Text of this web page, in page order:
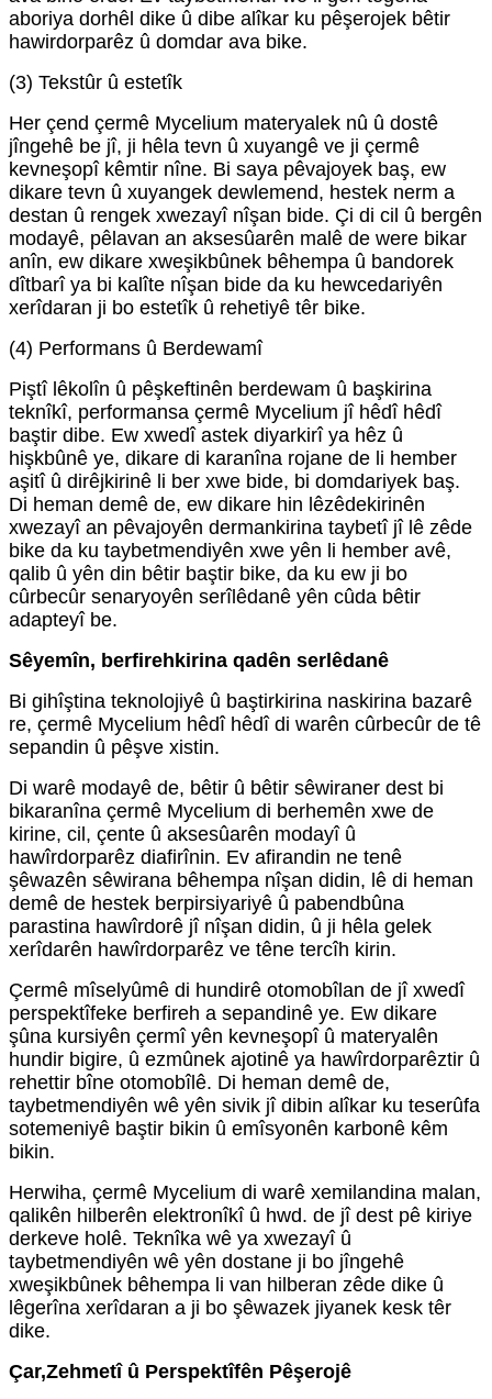
aboriya dorhêl dike û dibe alîkar ku pêşerojek bêtir
hawirdorparêz û domdar ava bike.
(3) Tekstûr û estetîk
Her çend çermê Mycelium materyalek nû û dostê
jîngehê be jî, ji hêla tevn û xuyangê ve ji çermê
kevneşopî kêmtir nîne. Bi saya pêvajoyek baş, ew
dikare tevn û xuyangek dewlemend, hestek nerm a
destan û rengek xwezayî nîşan bide. Çi di cil û bergên
modayê, pêlavan an aksesûarên malê de were bikar
anîn, ew dikare xweşikbûnek bêhempa û bandorek
dîtbarî ya bi kalîte nîşan bide da ku hewcedariyên
xerîdaran ji bo estetîk û rehetiyê têr bike.
(4) Performans û Berdewamî
Piştî lêkolîn û pêşkeftinên berdewam û başkirina
teknîkî, performansa çermê Mycelium jî hêdî hêdî
baştir dibe. Ew xwedî astek diyarkirî ya hêz û
hişkbûnê ye, dikare di karanîna rojane de li hember
aşitî û dirêjkirinê li ber xwe bide, bi domdariyek baş.
Di heman demê de, ew dikare hin lêzêdekirinên
xwezayî an pêvajoyên dermankirina taybetî jî lê zêde
bike da ku taybetmendiyên xwe yên li hember avê,
qalib û yên din bêtir baştir bike, da ku ew ji bo
cûrbecûr senaryoyên serîlêdanê yên cûda bêtir
adapteyî be.
Sêyemîn, berfirehkirina qadên serlêdanê
Bi gihîştina teknolojiyê û baştirkirina naskirina bazarê
re, çermê Mycelium hêdî hêdî di warên cûrbecûr de tê
sepandin û pêşve xistin.
Di warê modayê de, bêtir û bêtir sêwiraner dest bi
bikaranîna çermê Mycelium di berhemên xwe de
kirine, cil, çente û aksesûarên modayî û
hawîrdorparêz diafirînin. Ev afirandin ne tenê
şêwazên sêwirana bêhempa nîşan didin, lê di heman
demê de hestek berpirsiyariyê û pabendbûna
parastina hawîrdorê jî nîşan didin, û ji hêla gelek
xerîdarên hawîrdorparêz ve têne tercîh kirin.
Çermê mîselyûmê di hundirê otomobîlan de jî xwedî
perspektîfeke berfireh a sepandinê ye. Ew dikare
şûna kursiyên çermî yên kevneşopî û materyalên
hundir bigire, û ezmûnek ajotinê ya hawîrdorparêztir û
rehettir bîne otomobîlê. Di heman demê de,
taybetmendiyên wê yên sivik jî dibin alîkar ku teserûfa
sotemeniyê baştir bikin û emîsyonên karbonê kêm
bikin.
Herwiha, çermê Mycelium di warê xemilandina malan,
qalikên hilberên elektronîkî û hwd. de jî dest pê kiriye
derkeve holê. Teknîka wê ya xwezayî û
taybetmendiyên wê yên dostane ji bo jîngehê
xweşikbûnek bêhempa li van hilberan zêde dike û
lêgerîna xerîdaran a ji bo şêwazek jiyanek kesk têr
dike.
Çar,Zehmetî û Perspektîfên Pêşerojê